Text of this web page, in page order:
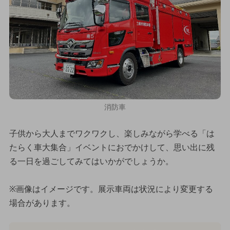
消防車
子供から大人までワクワクし、楽しみながら学べる「は
たらく車大集合」イベントにおでかけして、思い出に残
る一日を過ごしてみてはいかがでしょうか。
※画像はイメージです。展示車両は状況により変更する
場合があります。